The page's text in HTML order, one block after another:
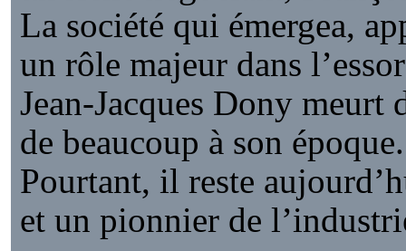
La société qui émergea,
un rôle majeur dans
Jean-Jacques Dony meurt
de beaucoup à son époque.
Pourtant, il reste
et un pionnier de